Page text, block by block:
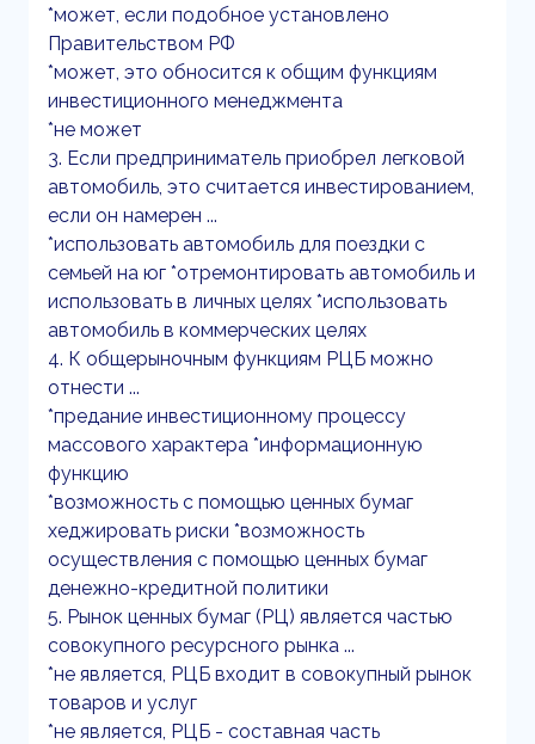
*может, если подобное установлено
Правительством РФ
*может, это обносится к общим функциям
инвестиционного менеджмента
*не может
3. Если предприниматель приобрел легковой
автомобиль, это считается инвестированием,
если он намерен ...
*использовать автомобиль для поездки с
семьей на юг *отремонтировать автомобиль и
использовать в личных целях *использовать
автомобиль в коммерческих целях
4. К общерыночным функциям РЦБ можно
отнести ...
*предание инвестиционному процессу
массового характера *информационную
функцию
*возможность с помощью ценных бумаг
хеджировать риски *возможность
осуществления с помощью ценных бумаг
денежно-кредитной политики
5. Рынок ценных бумаг (РЦ) является частью
совокупного ресурсного рынка ...
*не является, РЦБ входит в совокупный рынок
товаров и услуг
*не является, РЦБ - составная часть